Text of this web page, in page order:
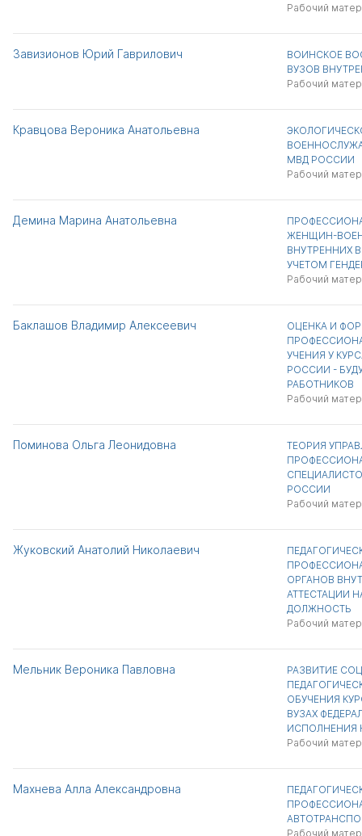
Рабочий
Завизионов Юрий Гаврилович
ВОИНСКОЕ
ВУЗОВ
Рабочий
Кравцова Вероника Анатольевна
МВД РОССИИ
Рабочий
Демина Марина Анатольевна
ЖЕНЩИН-
ВНУТРЕННИХ
УЧЕТОМ
Рабочий
Баклашов Владимир Алексеевич
ОЦЕНКА И
УЧЕНИЯ У
РОССИИ -
РАБОТНИКОВ
Рабочий
Поминова Ольга Леонидовна
ТЕОРИЯ
РОССИИ
Рабочий
Жуковский Анатолий Николаевич
ОРГАНОВ
АТТЕСТАЦИИ
ДОЛЖНОСТЬ
Рабочий
Мельник Вероника Павловна
РАЗВИТИЕ
ОБУЧЕНИЯ
ВУЗАХ
ИСПОЛНЕНИЯ
Рабочий
Махнева Алла Александровна
Рабочий